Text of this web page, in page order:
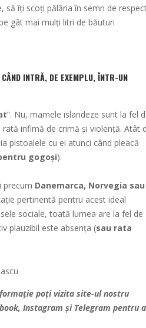
să îți scoți pălăria în semn de
gât mai mulți litri de băuturi
INTRĂ, DE EXEMPLU, ÎNTR-UN
”. Nu, mamele islandeze sunt la fel
infimă de crimă și violență. Atât
pistoalele cu ei atunci când pleacă
gogoși).
precum Danemarca, Norvegia sau
pertinentă pentru acest ideal
sociale, toată lumea are la fel de
plauzibil este absența (sau rata
poți vizita site-ul nostru
, Instagram și Telegram pentru